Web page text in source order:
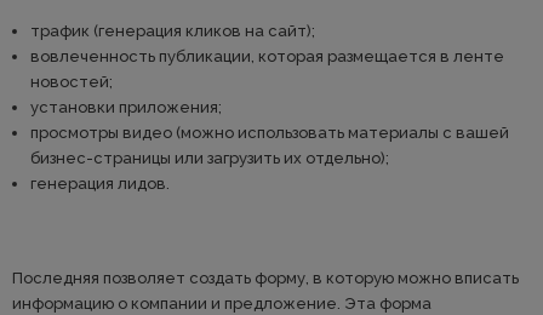
трафик (генерация кликов на сайт);
вовлеченность публикации, которая размещается в ленте
новостей;
установки приложения;
просмотры видео (можно использовать материалы с вашей
бизнес-страницы или загрузить их отдельно);
генерация лидов.
Последняя позволяет создать форму, в которую можно вписать
информацию о компании и предложение. Эта форма